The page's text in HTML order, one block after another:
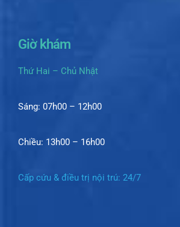
Giờ khám
Thứ Hai – Chủ Nhật
Sáng: 07h00 – 12h00
Chiều: 13h00 – 16h00
Cấp cứu & điều trị nội trú: 24/7